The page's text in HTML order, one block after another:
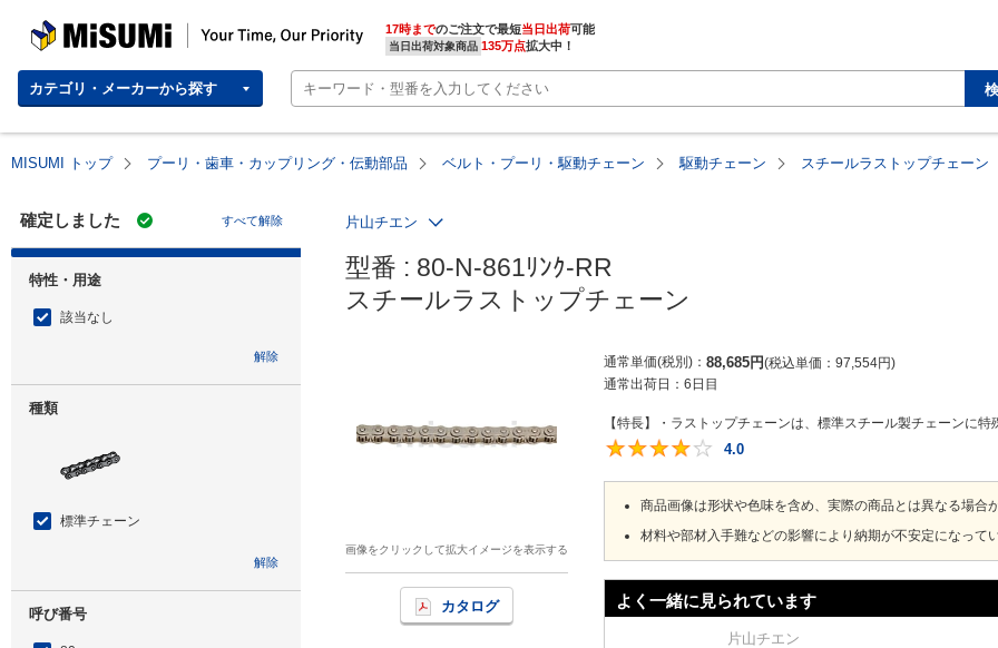
MISUMI | Your Time, Our Priority 17時までのご注文で最短当日出荷
当日出荷対象商品 135万点拡大中！
カテゴリ・メーカーから探す
MISUMI トップ プーリ・歯車・カップリング・伝動部品 ベルト・プーリ・駆動チェーン 駆動チェーン スチールラストップチェーン
確定しました すべて解除
特性・用途
該当なし
解除
種類
標準チェーン
解除
呼び番号
片山チエン
型番 : 80-N-861ﾘﾝｸ-RR
スチールラストップチェーン
画像をクリックして拡大イメージを表示する
カタログ
通常単価(税別) 88,685円 税込単価 97,554円
通常出荷日： 6日目
【特長】・ラストップチェーンは、標準スチール製チェーンに
4.0
商品画像は形状や色味を含め、実際の商品とは異なる場合
材料や部材入手難などの影響により納期が不安定になっ
よく一緒に見られています
片山チエン